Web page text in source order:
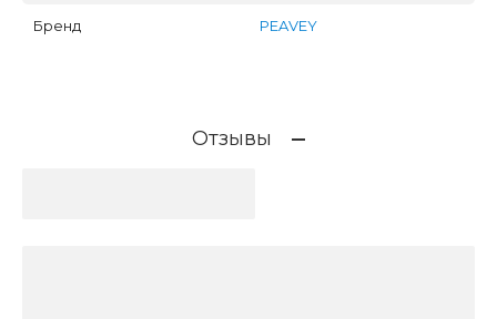
Бренд PEAVEY
Отзывы